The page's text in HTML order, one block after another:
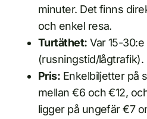
minuter. Det finns
och enkel resa.
Turtäthet: Var 15-
(rusningstid/lågtrafik).
Pris: Enkelbiljetter på
mellan €6 och €12,
ligger på ungefär €7